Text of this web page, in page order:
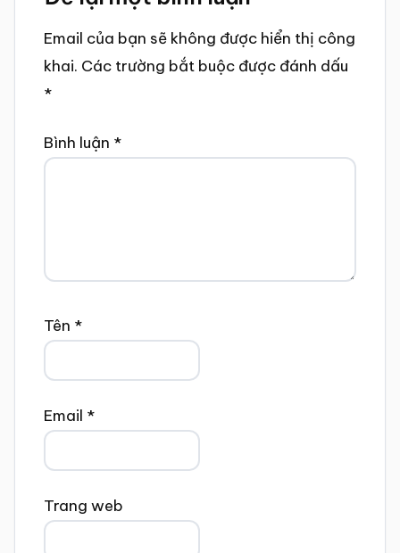
Email của bạn sẽ không được hiển thị công
khai. Các trường bắt buộc được đánh dấu
*
Bình luận *
Tên *
Email *
Trang web